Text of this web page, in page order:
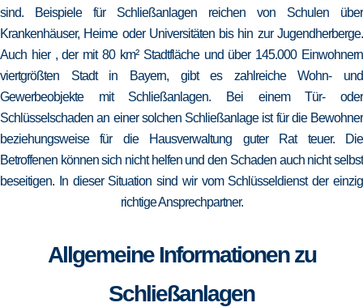
sind. Beispiele für Schließanlagen reichen von Schulen über
Krankenhäuser, Heime oder Universitäten bis hin zur Jugendherberge.
Auch hier , der mit 80 km² Stadtfläche und über 145.000 Einwohnern
viertgrößten Stadt in Bayern, gibt es zahlreiche Wohn- und
Gewerbeobjekte mit Schließanlagen. Bei einem Tür- oder
Schlüsselschaden an einer solchen Schließanlage ist für die Bewohner
beziehungsweise für die Hausverwaltung guter Rat teuer. Die
Betroffenen können sich nicht helfen und den Schaden auch nicht selbst
beseitigen. In dieser Situation sind wir vom Schlüsseldienst der einzig
richtige Ansprechpartner.
Allgemeine Informationen zu
Schließanlagen